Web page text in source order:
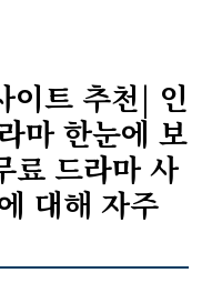
이트 추천| 인
마 한눈에 보
료 드라마 사
대해 자주